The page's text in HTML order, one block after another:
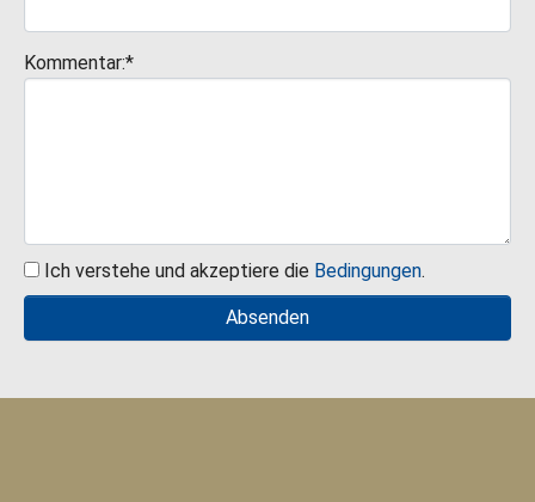
Kommentar:*
Ich verstehe und akzeptiere die Bedingungen.